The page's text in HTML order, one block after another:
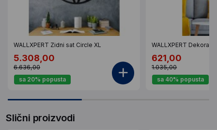
WALLXPERT Zidni sat Circle XL
5.308,00
6.636,00
sa 20% popusta
WALLXPERT
621,00
1.035,00
sa 40% popusta
Slični proizvodi